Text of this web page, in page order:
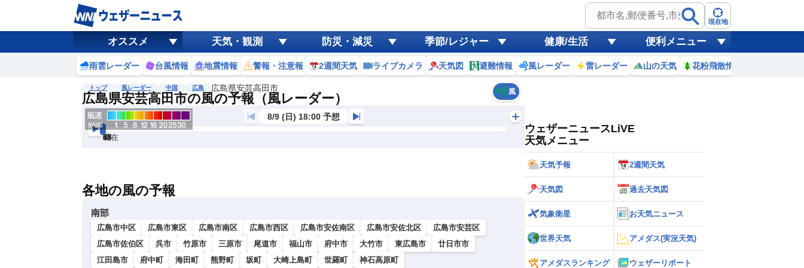
現在地
オススメ 天気・観測 防災・減災 季節/レジャー 健康/生活 便利メニュー
雨雲レーダー 台風情報 地震情報 警報・注意報 2週間天気 ライブカメラ 天気図 避難情報 風レーダー 雷レーダー 山の天気 花粉飛散情報
トップ 風レーダー 中国 広島 広島県安芸高田市
広島県安芸高田市の風の予報（風レーダー） 風
風
黄砂
天気 台風
8/9 (日) 18:00 予想
現在
6h
12
24
36
48
60
72
各地の風の予報
南部
広島市中区 広島市東区 広島市南区 広島市西区 広島市安佐南区 広島市安佐北区
広島市安芸区
広島市佐伯区
呉市 竹原市 三原市 尾道市 福山市 府中市 大竹市 東広島市
廿日市市
江田島市
府中町 海田町 熊野町 坂町 大崎上島町 世羅町 神石高原町
ウェザーニュースLiVE
天気メニュー
天気予報 2週間天気
天気図 過去天気図
気象衛星 お天気ニュース
世界天気 アメダス(実況天気)
アメダスランキング ウェザーリポート